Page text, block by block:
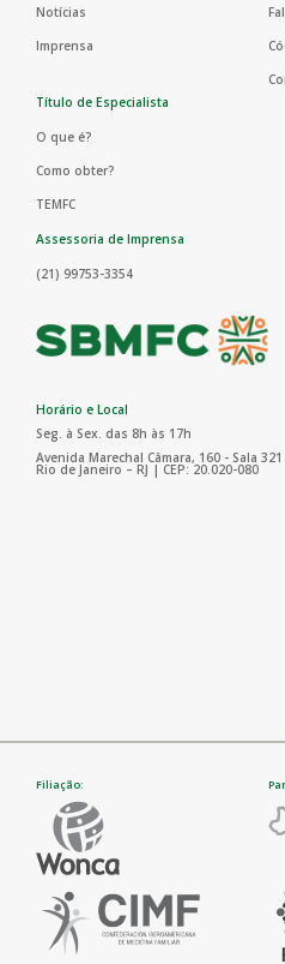
Notícias
Imprensa
Título de Especialista
O que é?
Como obter?
TEMFC
Assessoria de Imprensa
(21) 99753-3354
Horário e Local
Seg. à Sex. das 8h às 17h
Avenida Marechal Câmara, 160 - Sala 321
Rio de Janeiro – RJ | CEP: 20.020-080
Filiação: